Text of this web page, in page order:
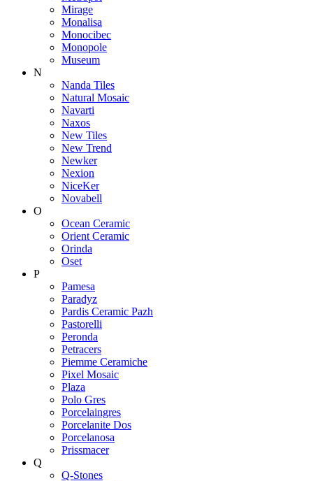
Mirage
Monalisa
Monocibec
Monopole
Museum
N
Nanda Tiles
Natural Mosaic
Navarti
Naxos
New Tiles
New Trend
Newker
Nexion
NiceKer
Novabell
O
Ocean Ceramic
Orient Ceramic
Orinda
Oset
P
Pamesa
Paradyz
Pardis Ceramic Pazh
Pastorelli
Peronda
Petracers
Piemme Ceramiche
Pixel Mosaic
Plaza
Polo Gres
Porcelaingres
Porcelanite Dos
Porcelanosa
Prissmacer
Q
Q-Stones